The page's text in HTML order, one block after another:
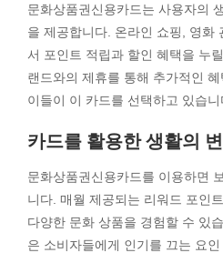
문화상품권신용카드는 사용자의
을 제공합니다. 온라인 쇼핑, 영화
서 포인트 적립과 할인 혜택을 누
랜드와의 제휴를 통해 추가적인
이들이 이 카드를 선택하고 있습니
카드를 활용한 생활의
문화상품권신용카드를 이용하면
니다. 매월 제공되는 리워드 포인
다양한 문화 상품을 경험할 수 있
은 소비자들에게 인기를 끄는 요인